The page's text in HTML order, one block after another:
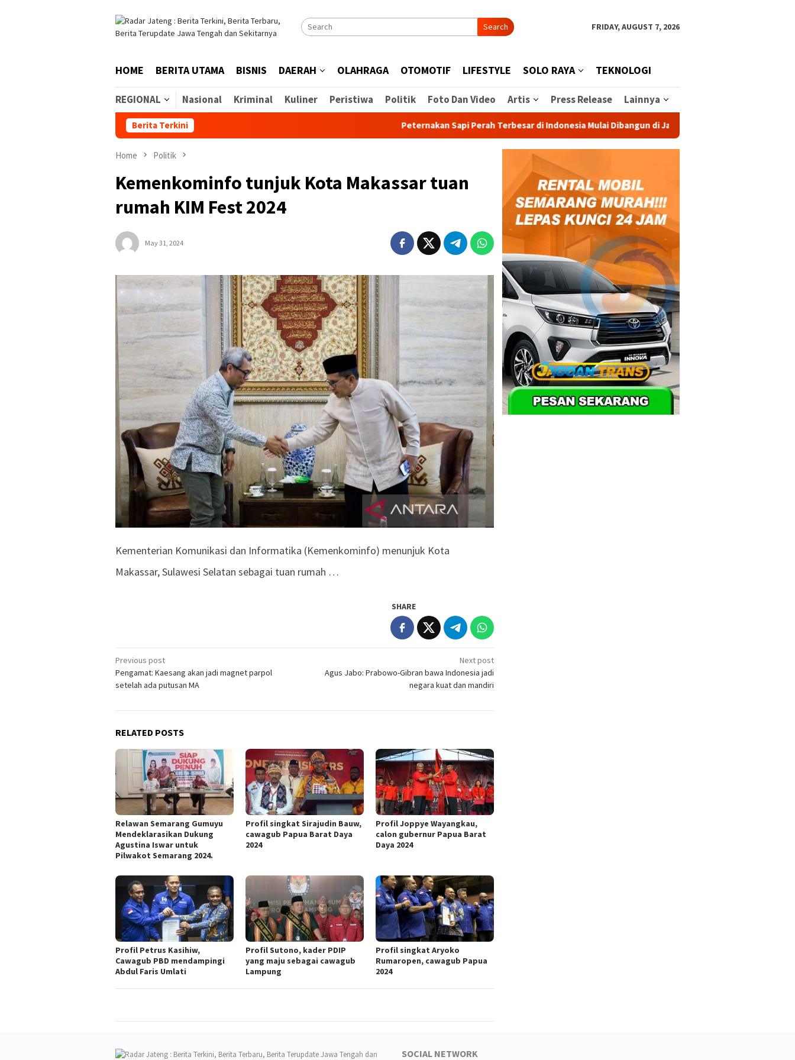
Search FRIDAY, AUGUST 7, 2026
HOME BERITA UTAMA BISNIS DAERAH OLAHRAGA OTOMOTIF LIFESTYLE SOLO RAYA TEKNOLOGI
REGIONAL Nasional Kriminal Kuliner Peristiwa Politik Foto Dan Video Artis Press Release Lainnya
Berita Terkini Peternakan Sapi Perah Terbesar di Indonesia Mulai Dibangun di Jateng, Investasi Rp 1,2 Triliun Dongkrak
Home Politik
Kemenkominfo tunjuk Kota Makassar tuan
rumah KIM Fest 2024
May 31, 2024
Kementerian Komunikasi dan Informatika (Kemenkominfo) menunjuk Kota
Makassar, Sulawesi Selatan sebagai tuan rumah …
SHARE
Post
navigation
Previous post
Pengamat: Kaesang akan jadi magnet parpol
setelah ada putusan MA
Next post
Agus Jabo: Prabowo-Gibran bawa Indonesia jadi
negara kuat dan mandiri
RELATED POSTS
Relawan Semarang Gumuyu
Mendeklarasikan Dukung
Agustina Iswar untuk
Pilwakot Semarang 2024.
Profil singkat Sirajudin Bauw,
cawagub Papua Barat Daya
2024
Profil Joppye Wayangkau,
calon gubernur Papua Barat
Daya 2024
Profil Petrus Kasihiw,
Cawagub PBD mendampingi
Abdul Faris Umlati
Profil Sutono, kader PDIP
yang maju sebagai cawagub
Lampung
Profil singkat Aryoko
Rumaropen, cawagub Papua
2024
SOCIAL NETWORK